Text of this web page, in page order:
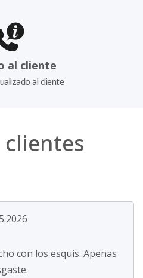
al cliente
al cliente
clientes
con los esquís. Apenas